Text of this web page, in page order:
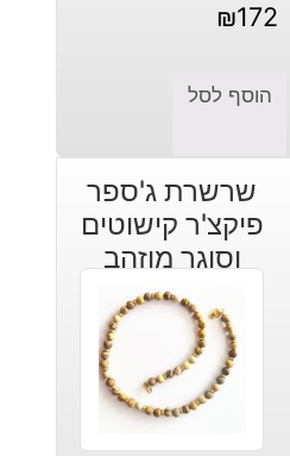
₪172
הוסף לסל
שרשרת ג'ספר
פיקצ'ר קישוטים
וסוגר מוזהב